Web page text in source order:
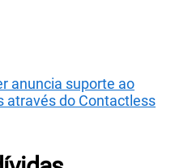
anuncia suporte ao
através do Contactless